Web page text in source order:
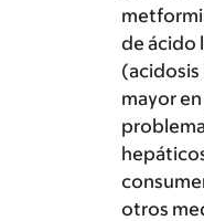
de ácido
(acidosis
mayor
otros